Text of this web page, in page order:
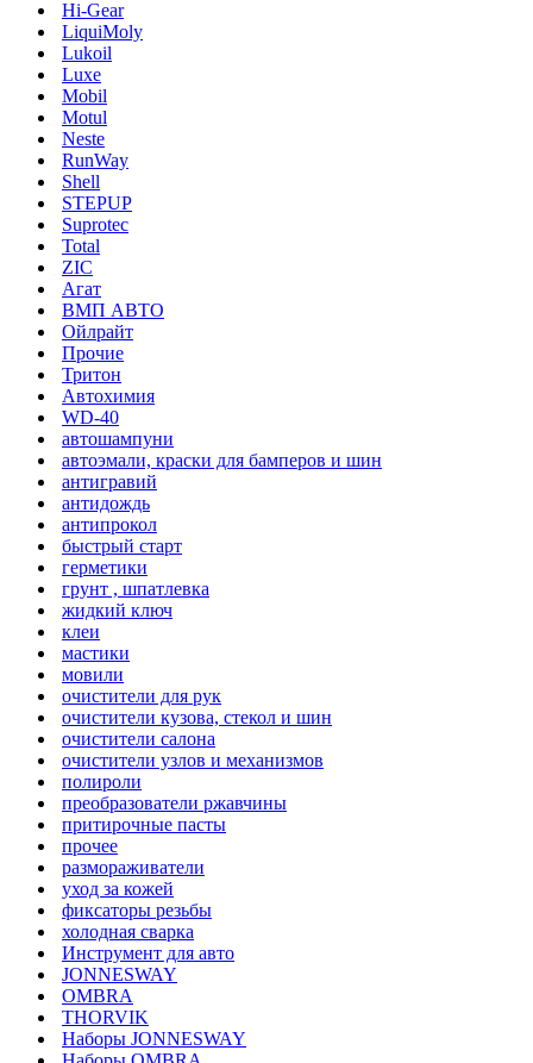
Hi-Gear
LiquiMoly
Lukoil
Luxe
Mobil
Motul
Neste
RunWay
Shell
STEPUP
Suprotec
Total
ZIC
Агат
ВМП АВТО
Ойлрайт
Прочие
Тритон
Автохимия
WD-40
автошампуни
автоэмали, краски для бамперов и шин
антигравий
антидождь
антипрокол
быстрый старт
герметики
грунт , шпатлевка
жидкий ключ
клеи
мастики
мовили
очистители для рук
очистители кузова, стекол и шин
очистители салона
очистители узлов и механизмов
полироли
преобразователи ржавчины
притирочные пасты
прочее
размораживатели
уход за кожей
фиксаторы резьбы
холодная сварка
Инструмент для авто
JONNESWAY
OMBRA
THORVIK
Наборы JONNESWAY